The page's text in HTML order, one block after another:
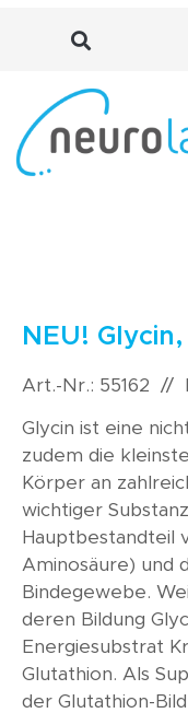
NEU!
Art.-Nr.: 55162 //
Glycin ist eine
zudem die
Körper an
wichtiger
Hauptbestandteil
Aminosäure) und
Bindegewebe.
deren Bildung
Energiesubstrat
Glutathion. Als
der Glutathion-